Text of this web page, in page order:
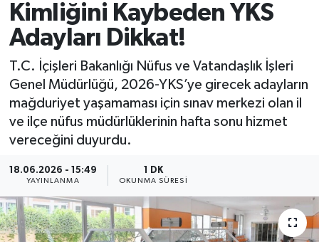
Kimliğini Kaybeden YKS
Adayları Dikkat!
T.C. İçişleri Bakanlığı Nüfus ve Vatandaşlık İşleri
Genel Müdürlüğü, 2026-YKS’ye girecek adayların
mağduriyet yaşamaması için sınav merkezi olan il
ve ilçe nüfus müdürlüklerinin hafta sonu hizmet
vereceğini duyurdu.
18.06.2026 - 15:49
YAYINLANMA
1 DK
OKUNMA SÜRESI